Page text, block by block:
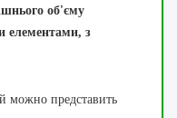
об'єму
елементами, з
можно представить